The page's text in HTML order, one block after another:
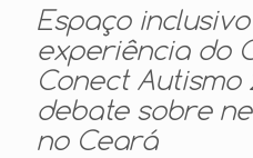
Espaço
experiência do
Conect Autismo
debate sobre
no Ceará